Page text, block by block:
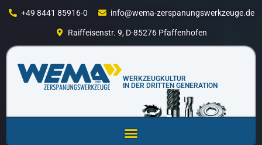
+49 8441 85916-0 info@wema-zerspanungswerkzeuge.de
Raiffeisenstr. 9, D-85276 Pfaffenhofen
WERKZEUGKULTUR
IN DER DRITTEN GENERATION